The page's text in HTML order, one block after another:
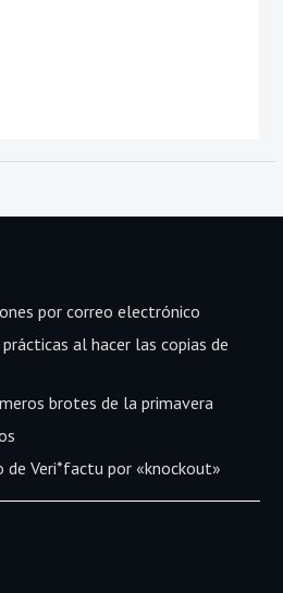
por correo electrónico
al hacer las copias de
brotes de la primavera
de Veri*factu por «knockout»